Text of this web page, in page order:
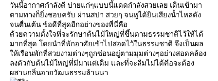
วันนี้อากาศกำลังดี บ่ายแก่ๆแบบนี้แดดกำลังสวยเลย เดินเข้ามา
ตามทางก็ยิ่งชอบครับ ผ่านสปา สวยๆ จนหูได้ยินเสียงน้ำไหลดัง
จนตื่นเต้น ข้อดีที่สุดอีกอย่างของที่นี่คือ
ด้วยความตั้งใจที่จะรักษาต้นไม้ใหญ่ที่ขึ้นตามธรรมชาติไว้ให้ได้
มากที่สุด โดยนำที่พักอาศัยเข้าไปสอดไว้ในธรรมชาติ จึงเป็นผล
ห้เรือนพักที่สวยงามต่างๆถูกซ่อนอยู่ตามมุมต่างๆอย่างสอดคล้อง
ลงตัวกับต้นไม้ใหญ่ที่มีมาแต่เดิม และที่จะลืมไม่ได้คือจะต้อง
ผสานกลิ่นอายวัฒนธรรมล้านนา